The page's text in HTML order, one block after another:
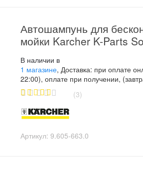
Автошампунь для
мойки Karcher K-Parts
В наличии в
1 магазине, Доставка: при оплате
22:00), оплате при получении,
5
(3)
Артикул: 9.605-663.0